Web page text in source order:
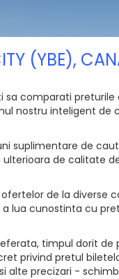
(YBE),
sa comparati
nostru inteligent
suplimentare de
de
de la
lua cunostinta cu
timpul dorit
privind pretul
alte precizari -